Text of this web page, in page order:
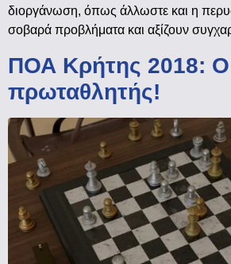
διοργάνωση, όπως άλλωστε και η
σοβαρά προβλήματα και αξίζουν
ΠΟΑ Κρήτης 2018:
πρωταθλητής!